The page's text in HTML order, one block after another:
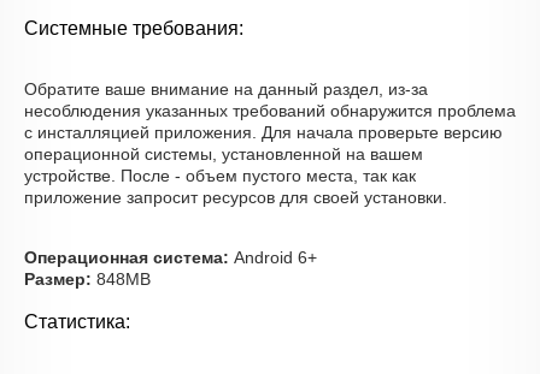
Системные требования:
Обратите ваше внимание на данный раздел, из-за
несоблюдения указанных требований обнаружится проблема
с инсталляцией приложения. Для начала проверьте версию
операционной системы, установленной на вашем
устройстве. После - объем пустого места, так как
приложение запросит ресурсов для своей установки.
Операционная система: Android 6+
Размер: 848MB
Статистика: